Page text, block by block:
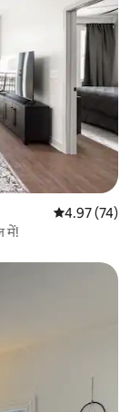
औसत रेटिंग 5 में
4.97 (74)
में!